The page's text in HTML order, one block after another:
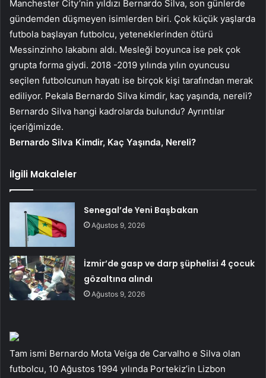
Manchester City’nin yıldızı Bernardo Silva, son günlerde
gündemden düşmeyen isimlerden biri. Çok küçük yaşlarda
futbola başlayan futbolcu, yeteneklerinden ötürü
Messinzinho lakabını aldı. Mesleği boyunca ise pek çok
grupta forma giydi. 2018 -2019 yılında yılın oyuncusu
seçilen futbolcunun hayatı ise birçok kişi tarafından merak
ediliyor. Pekala Bernardo Silva kimdir, kaç yaşında, nereli?
Bernardo Silva hangi kadrolarda bulundu? Ayrıntılar
içeriğimizde.
Bernardo Silva Kimdir, Kaç Yaşında, Nereli?
İlgili Makaleler
Senegal’de Yeni Başbakan
Ağustos 9, 2026
İzmir’de gasp ve darp şüphelisi 4 çocuk
gözaltına alındı
Ağustos 9, 2026
Tam ismi Bernardo Mota Veiga de Carvalho e Silva olan
futbolcu, 10 Ağustos 1994 yılında Portekiz’in Lizbon